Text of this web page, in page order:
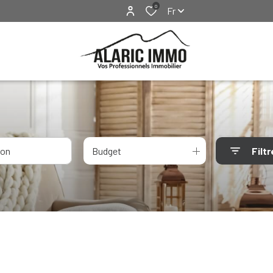
0 Fr
Budget